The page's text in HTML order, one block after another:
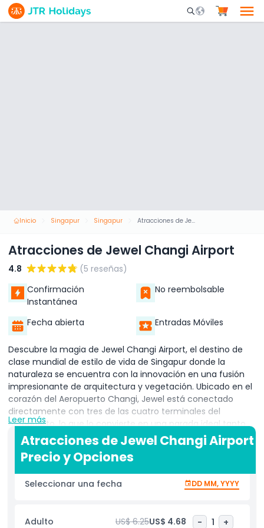
Mobile Search
Inicio Singapur Singapur Atracciones de Jewel Changi Airport
Atracciones de Jewel Changi Airport
4.8
(5 reseñas)
Confirmación
Instantánea
No reembolsable
Fecha abierta Entradas Móviles
Descubre la magia de Jewel Changi Airport, el destino de
clase mundial de estilo de vida de Singapur donde la
naturaleza se encuentra con la innovación en una fusión
impresionante de arquitectura y vegetación. Ubicado en el
corazón del Aeropuerto Changi, Jewel está conectado
directamente con tres de las cuatro terminales del
aeropuerto, lo que lo convierte en una parada ideal tanto
para viajeros como para locales. Su pieza central icónica, el
HSBC Rain Vortex, ostenta el título de la cascada interior
más alta del mundo, cautivando a los visitantes con
impresionantes espectáculos de luces y sonido que
transforman el espacio en un espectáculo deslumbrante.
tranquilo lleno de vegetación abundante, senderos para
Leer más
Atracciones de Jewel Changi Airport
Precio y Opciones
Seleccionar una fecha DD MM, YYYY
Adulto US$ 6.25US$ 4.68 - 1 +